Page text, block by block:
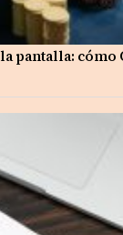
pantalla: cómo